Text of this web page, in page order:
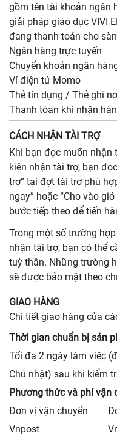
gồm tên tài khoản ngân
giải pháp giáo dục VIVI
đang thanh toán cho
Ngân hàng trực tuyến
Chuyển khoản ngân
Ví điện tử Momo
Thẻ tín dụng / Thẻ ghi nợ
Thanh tóan khi nhận
CÁCH NHẬN TÀI TRỢ
Khi bạn đọc muốn
kiện nhận tài trợ, bạn
trợ” tại đợt tài trợ phù
ngay” hoặc “Cho vào
bước tiếp theo để tiến
Trong một số trường
nhận tài trợ, bạn có thể
tuỳ thân. Những trường
sẽ được bảo mật theo
GIAO HÀNG
Chi tiết giao hàng của
Thời gian chuẩn bị sản
Tối đa 2 ngày làm việc
Chủ nhật) sau khi kiểm
Phương thức và phí vận
Đơn vị vận chuyển
Vnpost